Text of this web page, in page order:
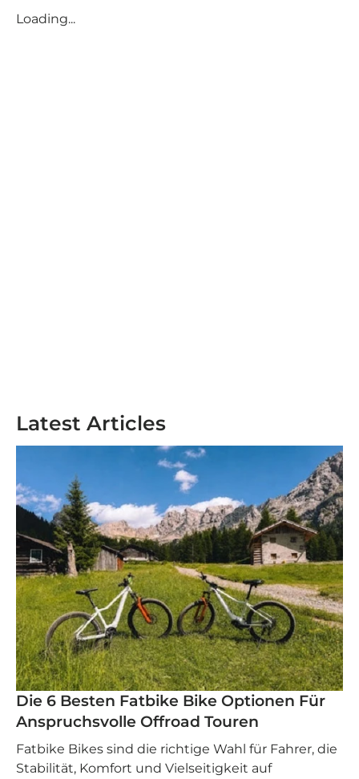
Latest Articles
Die 6 Besten Fatbike Bike Optionen Für
Anspruchsvolle Offroad Touren
Fatbike Bikes sind die richtige Wahl für Fahrer, die
Stabilität, Komfort und Vielseitigkeit auf
Loading...